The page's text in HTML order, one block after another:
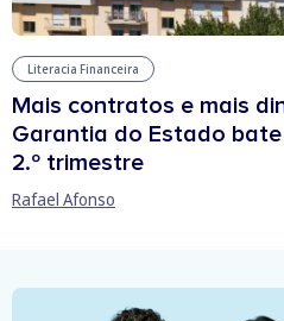
Literacia Financeira
Mais contratos e mais
Garantia do Estado
2.º trimestre
Rafael Afonso